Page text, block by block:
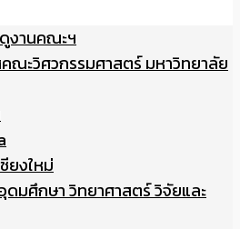
งานคณะฯ
ณะวิศวกรรมศาสตร์ มหาวิทยาลัย
ยงใหม่
ดมศึกษา วิทยาศาสตร์ วิจัยและ